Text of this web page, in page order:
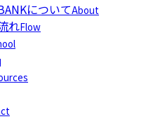
についてAbout
れFlow